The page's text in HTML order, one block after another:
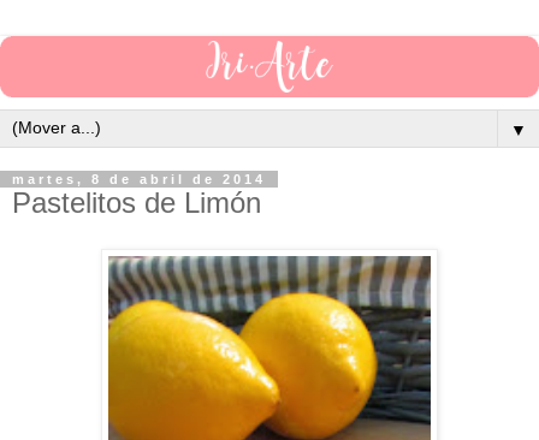
▼
martes, 8 de abril de 2014
Pastelitos de Limón